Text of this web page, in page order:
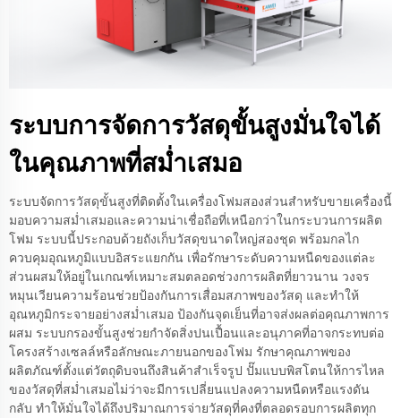
ระบบการจัดการวัสดุขั้นสูงมั่นใจได้
ในคุณภาพที่สม่ำเสมอ
ระบบจัดการวัสดุขั้นสูงที่ติดตั้งในเครื่องโฟมสองส่วนสำหรับขายเครื่องนี้
มอบความสม่ำเสมอและความน่าเชื่อถือที่เหนือกว่าในกระบวนการผลิต
โฟม ระบบนี้ประกอบด้วยถังเก็บวัสดุขนาดใหญ่สองชุด พร้อมกลไก
ควบคุมอุณหภูมิแบบอิสระแยกกัน เพื่อรักษาระดับความหนืดของแต่ละ
ส่วนผสมให้อยู่ในเกณฑ์เหมาะสมตลอดช่วงการผลิตที่ยาวนาน วงจร
หมุนเวียนความร้อนช่วยป้องกันการเสื่อมสภาพของวัสดุ และทำให้
อุณหภูมิกระจายอย่างสม่ำเสมอ ป้องกันจุดเย็นที่อาจส่งผลต่อคุณภาพการ
ผสม ระบบกรองขั้นสูงช่วยกำจัดสิ่งปนเปื้อนและอนุภาคที่อาจกระทบต่อ
โครงสร้างเซลล์หรือลักษณะภายนอกของโฟม รักษาคุณภาพของ
ผลิตภัณฑ์ตั้งแต่วัตถุดิบจนถึงสินค้าสำเร็จรูป ปั๊มแบบพิสโตนให้การไหล
ของวัสดุที่สม่ำเสมอไม่ว่าจะมีการเปลี่ยนแปลงความหนืดหรือแรงดัน
กลับ ทำให้มั่นใจได้ถึงปริมาณการจ่ายวัสดุที่คงที่ตลอดรอบการผลิตทุก